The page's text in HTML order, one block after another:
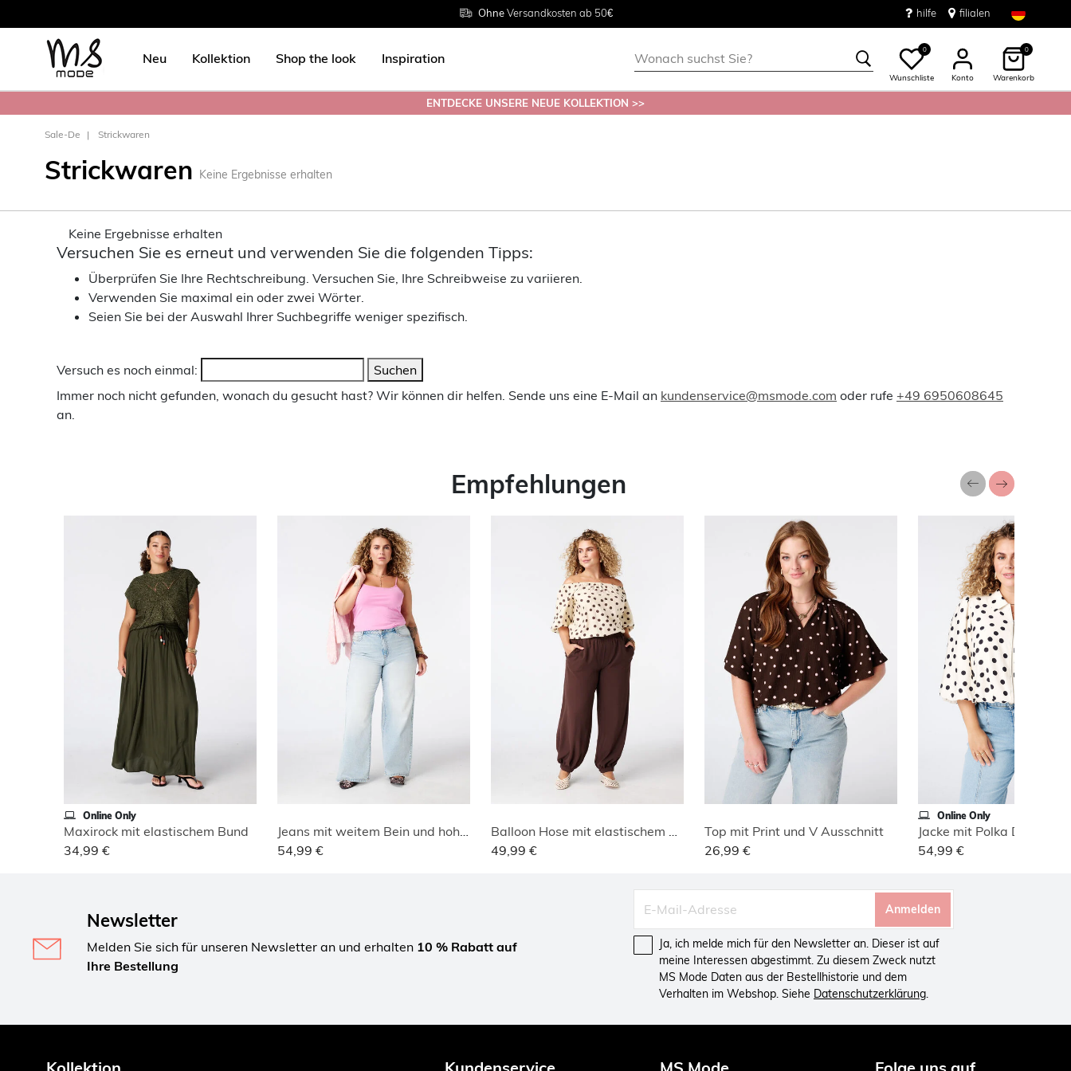
OhneVersandkosten ab 50€
Grösse38 - 54
Rückgabe innerhalb 30 Tagen hilfe filialen
Neu Kollektion Shop the look Inspiration
0
Wunschliste Konto
0
Warenkorb
ENTDECKE UNSERE NEUE KOLLEKTION >>
Sale-De Strickwaren
Strickwaren Keine Ergebnisse erhalten
Keine Ergebnisse erhalten
Versuchen Sie es erneut und verwenden Sie die folgenden Tipps:
Überprüfen Sie Ihre Rechtschreibung. Versuchen Sie, Ihre Schreibweise zu variieren.
Verwenden Sie maximal ein oder zwei Wörter.
Seien Sie bei der Auswahl Ihrer Suchbegriffe weniger spezifisch.
Versuch es noch einmal:
Suchen
Immer noch nicht gefunden, wonach du gesucht hast? Wir können dir helfen. Sende uns eine E-Mail an kundenservice@msmode.com oder rufe +49 6950608645
an.
Empfehlungen
Online Only
Maxirock mit elastischem Bund
34,99 €
Jeans mit weitem Bein und hoher Taille
54,99 €
Balloon Hose mit elastischem Bund
49,99 €
Top mit Print und V Ausschnitt
26,99 €
Online Only
54,99 €
Newsletter
Melden Sie sich für unseren Newsletter an und erhalten 10 % Rabatt auf
Ihre Bestellung
Anmelden
Ja, ich melde mich für den Newsletter an. Dieser ist auf
meine Interessen abgestimmt. Zu diesem Zweck nutzt
MS Mode Daten aus der Bestellhistorie und dem
Verhalten im Webshop. Siehe Datenschutzerklärung.